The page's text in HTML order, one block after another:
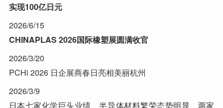
实现100亿日元
2026/6/15
CHINAPLAS 2026国际橡塑展圆满收官
2026/3/20
PCHi 2026 日企展商春日亮相美丽杭州
2026/3/9
日本七家化学巨头业绩 半导体材料繁荣态势明显 两家